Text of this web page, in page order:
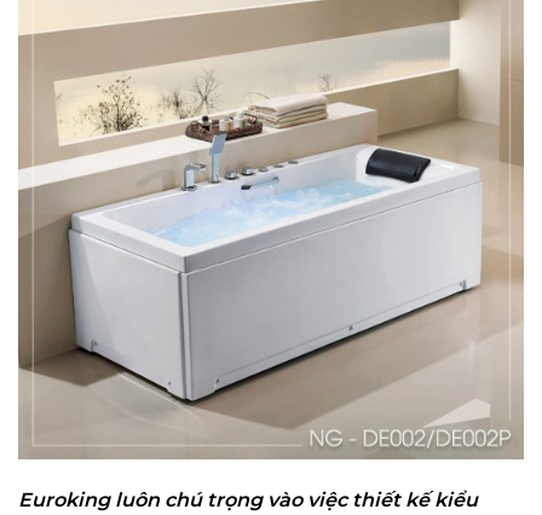
Euroking luôn chú trọng vào việc thiết kế kiểu